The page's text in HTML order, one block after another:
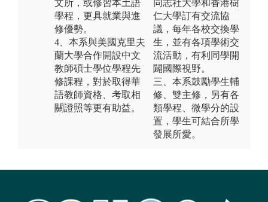
文所，或修習本土語
學程，更具就業與進
修優勢。
4、本系與美國克里夫
蘭大學合作開設中文
教師碩士學位學程先
修課程，對於取得華
語教師資格、考取相
關證照等更有助益。
同志社大學和香港樹
仁大學訂有交流協
議，每年各校交換學
生，並有各項學術交
流活動，有利同學開
闢國際視野。
三、本系鼓勵學生輔
修、雙主修，另有各
類學程、微學分的設
置，學生可結合所學
發展所愛。